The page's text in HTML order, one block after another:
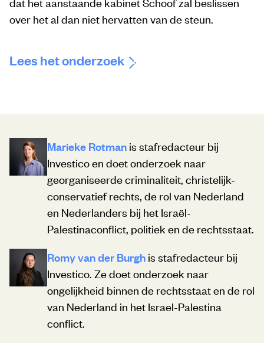
over het al dan niet hervatten van de steun.
Lees het onderzoek
Marieke Rotman is stafredacteur bij
Investico en doet onderzoek naar
georganiseerde criminaliteit, christelijk-
conservatief rechts, de rol van Nederland
en Nederlanders bij het Israël-
Palestinaconflict, politiek en de rechtsstaat.
Romy van der Burgh is stafredacteur bij
Investico. Ze doet onderzoek naar
ongelijkheid binnen de rechtsstaat en de rol
van Nederland in het Israel-Palestina
conflict.